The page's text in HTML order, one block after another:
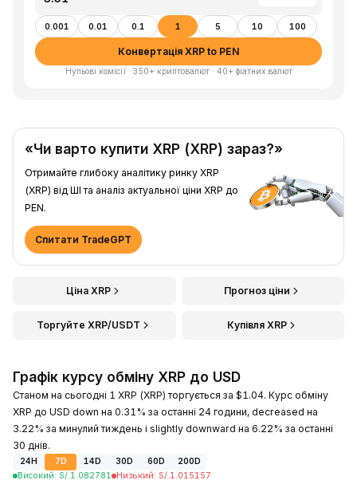
0.001 0.01 0.1 1 5 10 100
Конвертація XRP to PEN
Нульові комісії · 350+ криптовалют · 40+ фіатних валют
«Чи варто купити XRP (XRP) зараз?»
Отримайте глибоку аналітику ринку XRP
(XRP) від ШІ та аналіз актуальної ціни XRP до
PEN.
Спитати TradeGPT
Ціна XRP Прогноз ціни
Торгуйте XRP/USDT Купівля XRP
Графік курсу обміну XRP до USD
Станом на сьогодні 1 XRP (XRP) торгується за $1.04. Курс обміну
XRP до USD down на 0.31% за останні 24 години, decreased на
3.22% за минулий тиждень і slightly downward на 6.22% за останні
30 днів.
24H 7D 14D 30D 60D
200D
Високий: S/. 1.082781 Низький: S/. 1.015157